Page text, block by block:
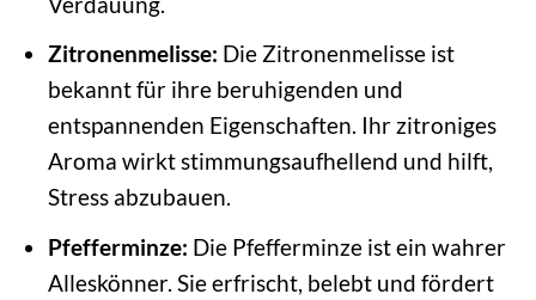
Zitronenmelisse: Die Zitronenmelisse ist
bekannt für ihre beruhigenden und
entspannenden Eigenschaften. Ihr zitroniges
Aroma wirkt stimmungsaufhellend und hilft,
Stress abzubauen.
Pfefferminze: Die Pfefferminze ist ein wahrer
Alleskönner. Sie erfrischt, belebt und fördert